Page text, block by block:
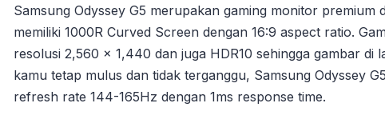
Samsung Odyssey G5 merupakan gaming monitor premium
memiliki 1000R Curved Screen dengan 16:9 aspect ratio.
resolusi 2,560 x 1,440 dan juga HDR10 sehingga gambar di
kamu tetap mulus dan tidak terganggu, Samsung Odyssey
refresh rate 144-165Hz dengan 1ms response time.